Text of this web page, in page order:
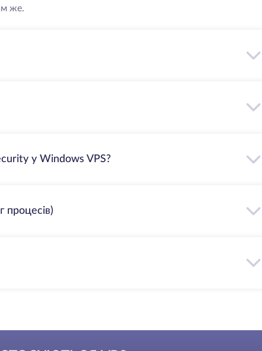
же.
у Windows VPS?
процесів)